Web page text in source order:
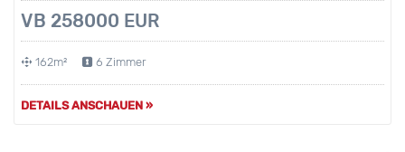
VB 258000 EUR
162m² 6 Zimmer
DETAILS ANSCHAUEN »